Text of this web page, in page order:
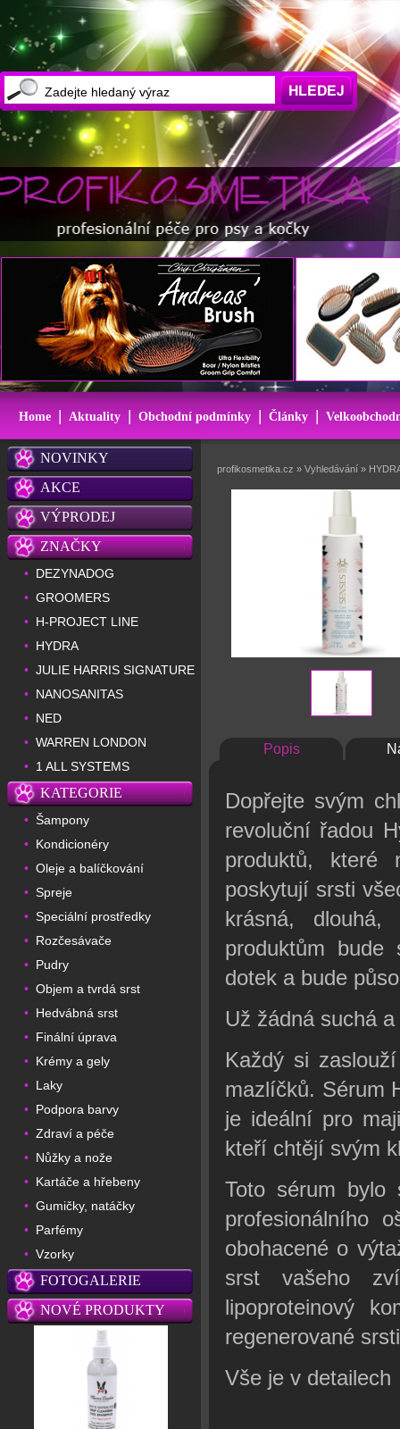
Home | Aktuality | Obchodní podmínky | Články |
NOVINKY
AKCE
VÝPRODEJ
ZNAČKY
• DEZYNADOG
• GROOMERS
• H-PROJECT LINE
• HYDRA
• JULIE HARRIS SIGNATURE
• NANOSANITAS
• NED
• WARREN LONDON
• 1 ALL SYSTEMS
KATEGORIE
• Šampony
• Kondicionéry
• Oleje a balíčkování
• Spreje
• Speciální prostředky
• Rozčesávače
• Pudry
• Objem a tvrdá srst
• Hedvábná srst
• Finální úprava
• Krémy a gely
• Laky
• Podpora barvy
• Zdraví a péče
• Nůžky a nože
• Kartáče a hřebeny
• Gumičky, natáčky
• Parfémy
• Vzorky
FOTOGALERIE
NOVÉ PRODUKTY
profikosmetika.cz » Vyhledávání »
Popis
Dopřejte svým
revoluční řadou
produktů, které
poskytují srsti
krásná,
produktům
dotek a bude
Už žádná suchá
Každý si
mazlíčků. Sérum
je ideální pro
kteří chtějí svým
Toto sérum bylo
profesionálního
obohacené o
srst vašeho
lipoproteinový
regenerované
Vše je v detailech